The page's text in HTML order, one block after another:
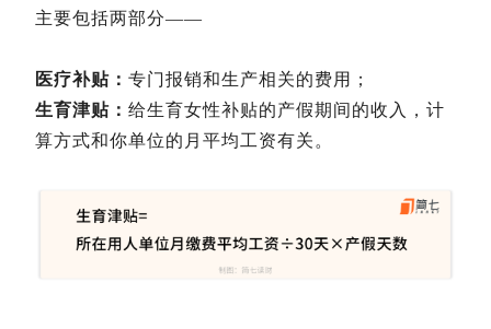
主要包括两部分——
医疗补贴： 专门报销和生产相关的费用；
生育津贴： 给生育女性补贴的产假期间的收入，计
算方式和你单位的月平均工资有关。